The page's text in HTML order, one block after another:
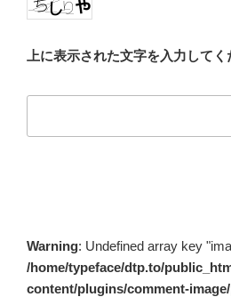
上に表示された文字を入力してく
Warning: Undefined array key
/home/typeface/dtp.to/
content/plugins/comment-